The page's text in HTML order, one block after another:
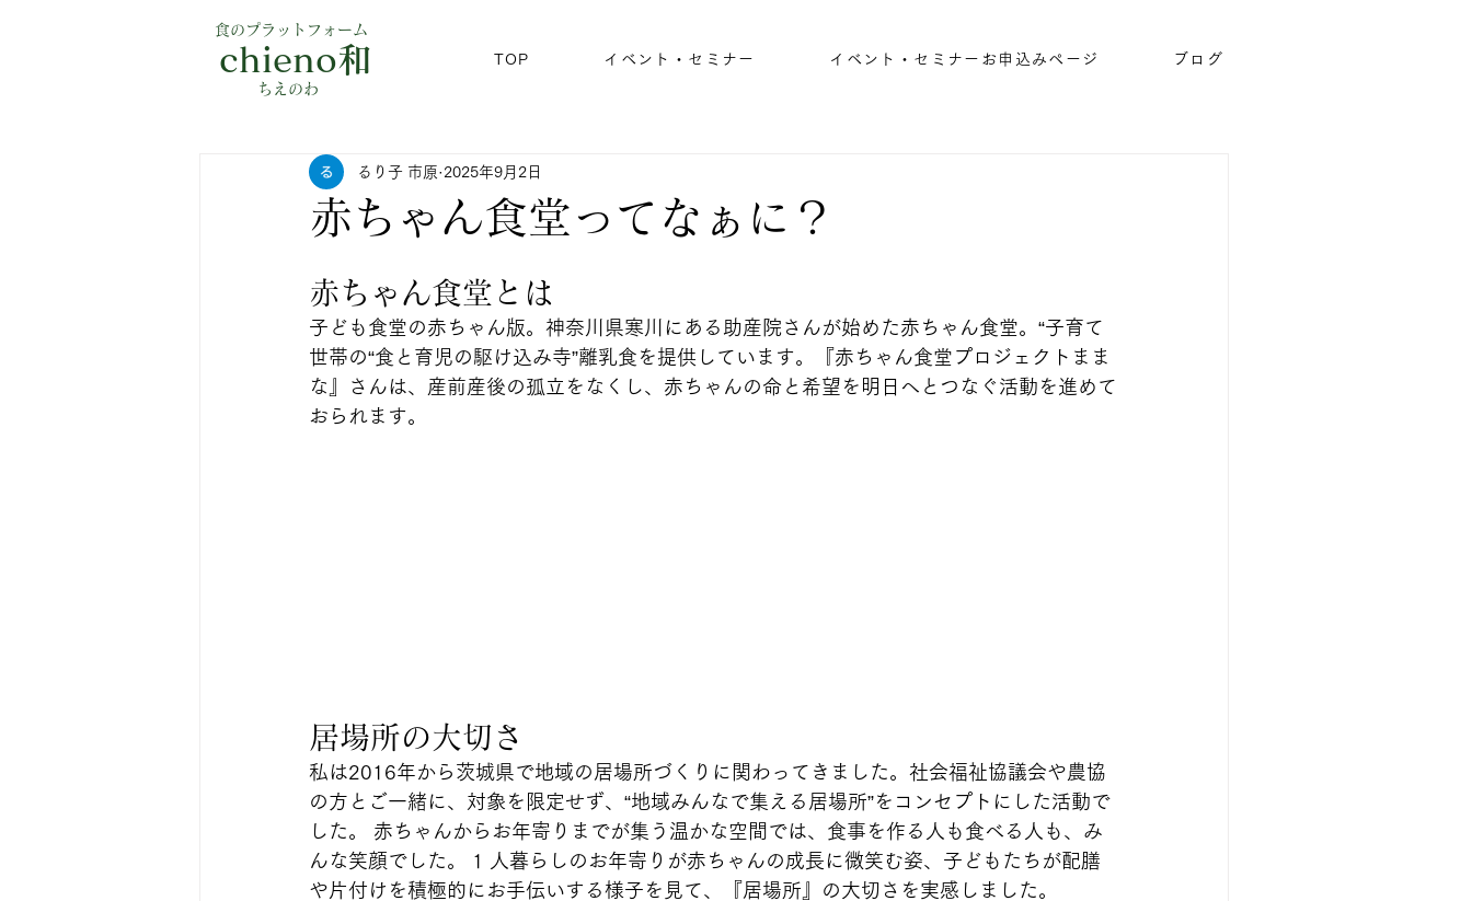
食のプラットフォーム
chieno和
​ちえのわ
TOP イベント・セミナー イベント・セミナーお申込みページ ブログ
赤ちゃん食堂ってなぁに？
るり子 市原 2025年9月2日
赤ちゃん食堂とは
子ども食堂の赤ちゃん版。神奈川県寒川にある助産院さんが始めた赤ちゃん食堂。“子育て
世帯の“食と育児の駆け込み寺”離乳食を提供しています。『赤ちゃん食堂プロジェクトまま
な』さんは、産前産後の孤立をなくし、赤ちゃんの命と希望を明日へとつなぐ活動を進めて
おられます。
居場所の大切さ
私は2016年から茨城県で地域の居場所づくりに関わってきました。社会福祉協議会や農協
の方とご一緒に、対象を限定せず、“地域みんなで集える居場所”をコンセプトにした活動で
した。 赤ちゃんからお年寄りまでが集う温かな空間では、食事を作る人も食べる人も、み
んな笑顔でした。 1 人暮らしのお年寄りが赤ちゃんの成長に微笑む姿、子どもたちが配膳
や片付けを積極的にお手伝いする様子を見て、『居場所』の大切さを実感しました。